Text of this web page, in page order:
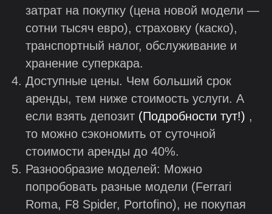
затрат на покупку (цена новой модели —
сотни тысяч евро), страховку (каско),
транспортный налог, обслуживание и
хранение суперкара.
Доступные цены. Чем больший срок
аренды, тем ниже стоимость услуги. А
если взять депозит (Подробности тут!) ,
то можно сэкономить от суточной
стоимости аренды до 40%.
Разнообразие моделей: Можно
попробовать разные модели (Ferrari
Roma, F8 Spider, Portofino), не покупая